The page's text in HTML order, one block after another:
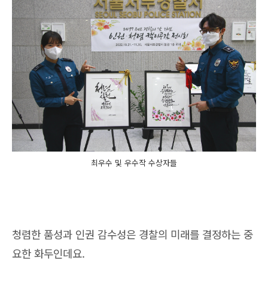
최우수 및 우수작 수상자들
청렴한 품성과 인권 감수성은 경찰의 미래를 결정하는 중
요한 화두인데요.